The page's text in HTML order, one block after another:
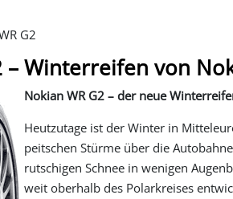
G2
– Winterreifen von
Nokian WR G2 – der neue
Heutzutage ist der Winter in
peitschen Stürme über die
rutschigen Schnee in wenigen
weit oberhalb des Polarkreises